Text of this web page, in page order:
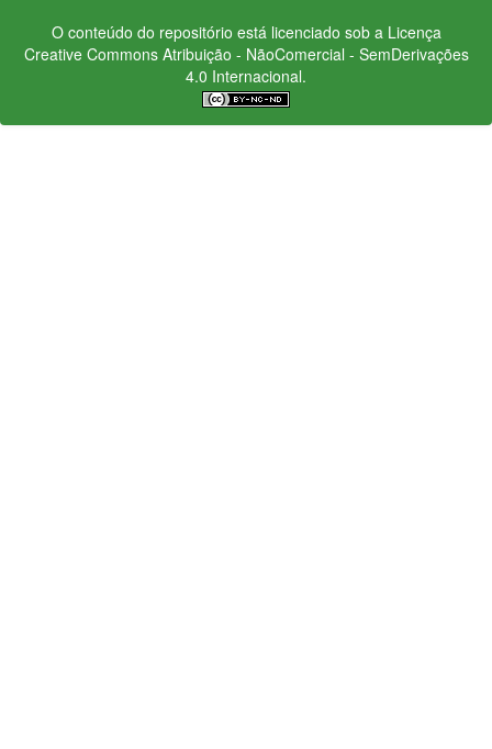
O conteúdo do repositório está licenciado sob a Licença
Creative CommonsAtribuição - NãoComercial - SemDerivações
4.0 Internacional.